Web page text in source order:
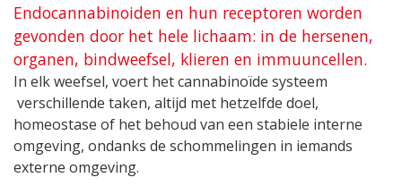
Endocannabinoiden en hun receptoren worden
gevonden door het hele lichaam: in de hersenen,
organen, bindweefsel, klieren en immuuncellen.
In elk weefsel, voert het cannabinoïde systeem
verschillende taken, altijd met hetzelfde doel,
homeostase of het behoud van een stabiele interne
omgeving, ondanks de schommelingen in iemands
externe omgeving.